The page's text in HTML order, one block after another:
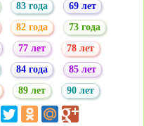
83 года
69 лет
82 года
73 года
77 лет
78 лет
84 года
85 лет
89 лет 90 лет